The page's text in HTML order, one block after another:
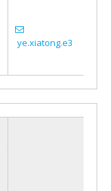
ye.xiatong.e3